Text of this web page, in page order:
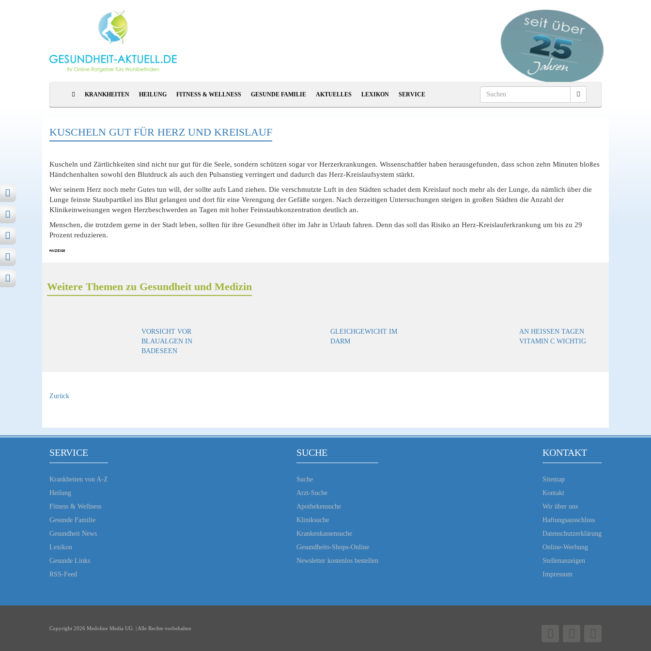
KRANKHEITEN HEILUNG FITNESS & WELLNESS GESUNDE FAMILIE AKTUELLES LEXIKON SERVICE
KUSCHELN GUT FÜR HERZ UND KREISLAUF
Kuscheln und Zärtlichkeiten sind nicht nur gut für die Seele, sondern schützen sogar vor Herzerkrankungen. Wissenschaftler haben herausgefunden, dass schon zehn Minuten bloßes
Händchenhalten sowohl den Blutdruck als auch den Pulsanstieg verringert und dadurch das Herz-Kreislaufsystem stärkt.
Wer seinem Herz noch mehr Gutes tun will, der sollte aufs Land ziehen. Die verschmutzte Luft in den Städten schadet dem Kreislauf noch mehr als der Lunge, da nämlich über die
Lunge feinste Staubpartikel ins Blut gelangen und dort für eine Verengung der Gefäße sorgen. Nach derzeitigen Untersuchungen steigen in großen Städten die Anzahl der
Klinikeinweisungen wegen Herzbeschwerden an Tagen mit hoher Feinstaubkonzentration deutlich an.
Menschen, die trotzdem gerne in der Stadt leben, sollten für ihre Gesundheit öfter im Jahr in Urlaub fahren. Denn das soll das Risiko an Herz-Kreislauferkrankung um bis zu 29
Prozent reduzieren.
Weitere Themen zu Gesundheit und Medizin
VORSICHT VOR
BLAUALGEN IN
BADESEEN
GLEICHGEWICHT IM
DARM
AN HEISSEN TAGEN V
ITAMIN C WICHTIG
Zurück
SERVICE
Krankheiten von A-Z
Heilung
Fitness & Wellness
Gesunde Familie
Gesundheit News
Lexikon
Gesunde Links
RSS-Feed
SUCHE
Suche
Arzt-Suche
Apothekensuche
Kliniksuche
Krankenkassensuche
Gesundheits-Shops-Online
Newsletter kostenlos bestellen
KONTAKT
Sitemap
Kontakt
Wir über uns
Haftungsausschluss
Datenschutzerklärung
Online-Werbung
Stellenanzeigen
Impressum
Copyright 2026 Medoline Media UG. | Alle Rechte vorbehalten